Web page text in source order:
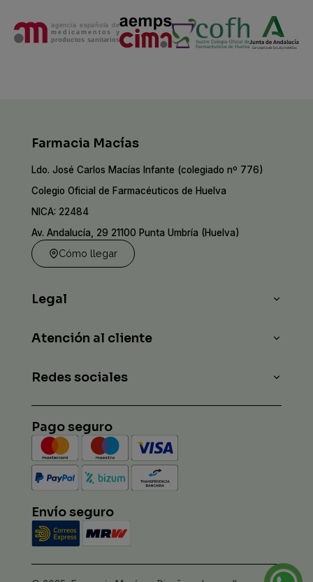
Farmacia Macías
Ldo. José Carlos Macías Infante (colegiado nº 776)
Colegio Oficial de Farmacéuticos de Huelva
NICA: 22484
Av. Andalucía, 29 21100 Punta Umbría (Huelva)
Cómo llegar
Legal
Atención al cliente
Redes sociales
Pago seguro
Envío seguro